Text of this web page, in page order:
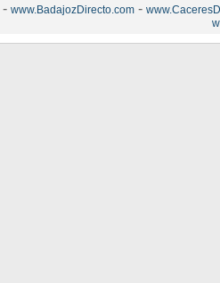
- www.BadajozDirecto.com -